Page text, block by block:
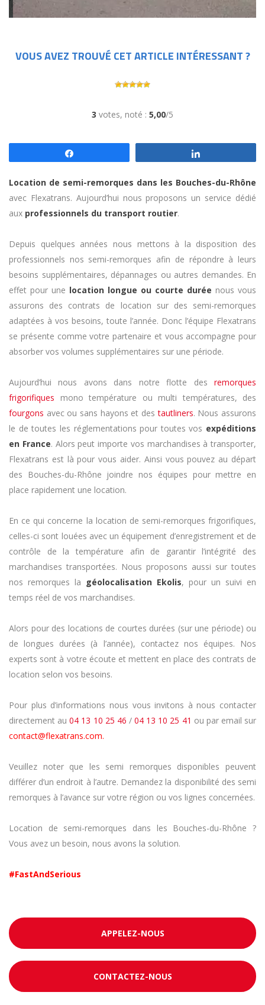
VOUS AVEZ TROUVÉ CET ARTICLE INTÉRESSANT ?
3 votes, noté : 5,00/5
Location de semi-remorques dans les Bouches-du-Rhône
avec Flexatrans. Aujourd’hui nous proposons un service dédié
aux professionnels du transport routier.
Depuis quelques années nous mettons à la disposition des
professionnels nos semi-remorques afin de répondre à leurs
besoins supplémentaires, dépannages ou autres demandes. En
effet pour une location longue ou courte durée nous vous
assurons des contrats de location sur des semi-remorques
adaptées à vos besoins, toute l’année. Donc l’équipe Flexatrans
se présente comme votre partenaire et vous accompagne pour
absorber vos volumes supplémentaires sur une période.
Aujourd’hui nous avons dans notre flotte des remorques
frigorifiques mono température ou multi températures, des
fourgons avec ou sans hayons et destautliners. Nous assurons
le de toutes les réglementations pour toutes vos expéditions
en France. Alors peut importe vos marchandises à transporter,
Flexatrans est là pour vous aider. Ainsi vous pouvez au départ
des Bouches-du-Rhône joindre nos équipes pour mettre en
place rapidement une location.
En ce qui concerne la location de semi-remorques frigorifiques,
celles-ci sont louées avec un équipement d’enregistrement et de
contrôle de la température afin de garantir l’intégrité des
marchandises transportées. Nous proposons aussi sur toutes
nos remorques la géolocalisation Ekolis, pour un suivi en
temps réel de vos marchandises.
Alors pour des locations de courtes durées (sur une période) ou
de longues durées (à l’année), contactez nos équipes. Nos
experts sont à votre écoute et mettent en place des contrats de
location selon vos besoins.
Pour plus d’informations nous vous invitons à nous contacter
directement au04 13 10 25 46 / 04 13 10 25 41 ou par email sur
contact@flexatrans.com.
Veuillez noter que les semi remorques disponibles peuvent
différer d’un endroit à l’autre. Demandez la disponibilité des semi
remorques à l’avance sur votre région ou vos lignes concernées.
Location de semi-remorques dans les Bouches-du-Rhône ?
Vous avez un besoin, nous avons la solution.
#FastAndSerious
APPELEZ-NOUS
CONTACTEZ-NOUS